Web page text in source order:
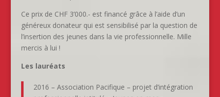
Ce prix de CHF 3’000.- est financé grâce à l’aide d’un
généreux donateur qui est sensibilisé par la question de
l’insertion des jeunes dans la vie professionnelle. Mille
mercis à lui !
Les lauréats
2016 – Association Pacifique – projet d’intégration